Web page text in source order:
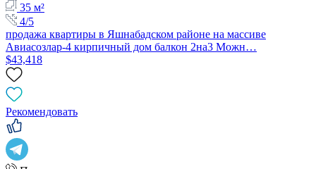
35 м²
4/5
продажа квартиры в Яшнабадском районе на массиве
Авиасозлар-4 кирпичный дом балкон 2на3 Можн…
$43,418
Рекомендовать